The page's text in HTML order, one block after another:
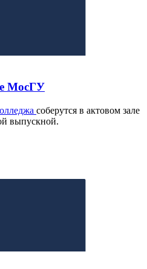
МосГУ
соберутся в актовом зале
выпускной.